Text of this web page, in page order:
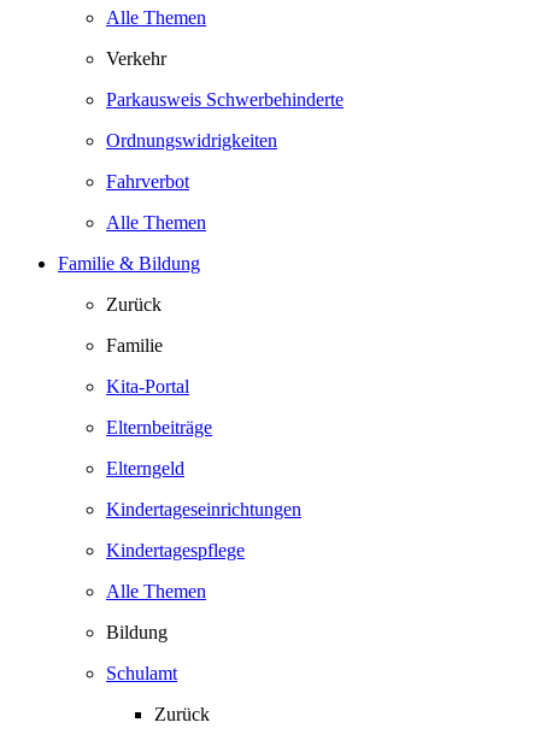
Alle Themen
Verkehr
Parkausweis Schwerbehinderte
Ordnungswidrigkeiten
Fahrverbot
Alle Themen
Familie & Bildung
Zurück
Familie
Kita-Portal
Elternbeiträge
Elterngeld
Kindertageseinrichtungen
Kindertagespflege
Alle Themen
Bildung
Schulamt
Zurück